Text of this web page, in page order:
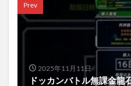
Prev
2025年11月11日
ドッカンバトル無課金